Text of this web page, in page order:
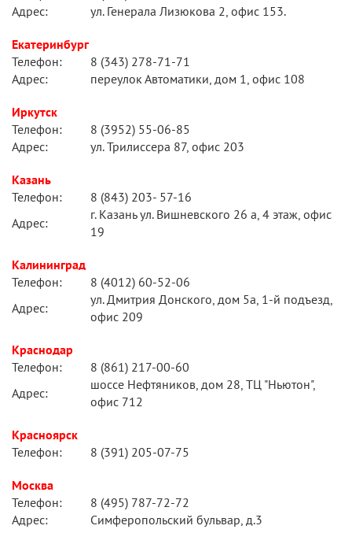
Адрес:
ул. Генерала Лизюкова 2, офис 153.
Екатеринбург
Телефон:
8 (343) 278-71-71
Адрес:
переулок Автоматики, дом 1, офис 108
Иркутск
Телефон:
8 (3952) 55-06-85
Адрес:
ул. Трилиссера 87, офис 203
Казань
Телефон:
8 (843) 203- 57-16
Адрес:
г. Казань ул. Вишневского 26 а, 4 этаж, офис
19
Калининград
Телефон:
8 (4012) 60-52-06
Адрес:
ул. Дмитрия Донского, дом 5а, 1-й подъезд,
офис 209
Краснодар
Телефон:
8 (861) 217-00-60
Адрес:
шоссе Нефтяников, дом 28, ТЦ "Ньютон",
офис 712
Красноярск
Телефон:
8 (391) 205-07-75
Москва
Телефон:
8 (495) 787-72-72
Адрес:
Симферопольский бульвар, д.3